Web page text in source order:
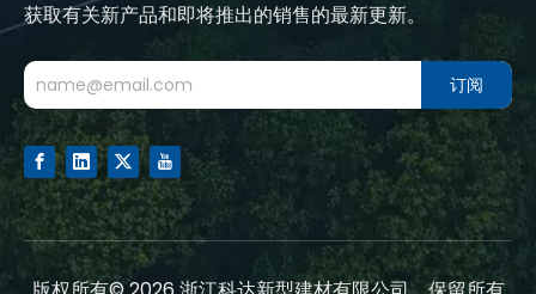
获取有关新产品和即将推出的销售的最新更新。
订阅